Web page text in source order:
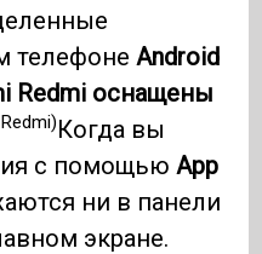
телефоне Android
Redmi оснащены
Когда вы
с помощью App
ни в панели
экране.